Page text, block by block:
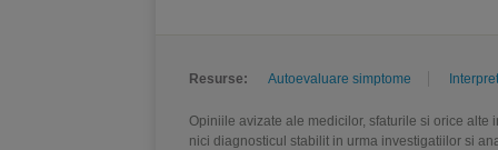
Resurse: Autoevaluare simptome
Opiniile avizate ale medicilor, sfaturile si orice
nici diagnosticul stabilit in urma investigatiilor si